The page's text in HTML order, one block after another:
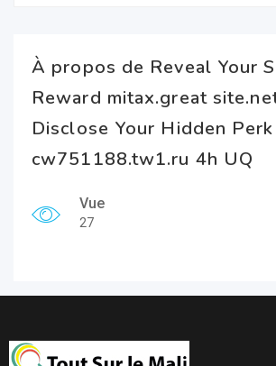
À propos de Reveal Your
Reward mitax.great
Disclose Your Hidden Perk
cw751188.tw1.ru 4h UQ
Vue
27